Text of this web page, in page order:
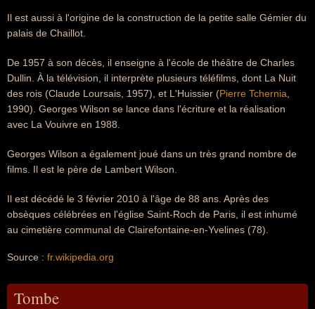
Il est aussi à l'origine de la construction de la petite salle Gémier du
palais de Chaillot.
De 1957 à son décès, il enseigne à l'école de théâtre de Charles
Dullin. À la télévision, il interprète plusieurs téléfilms, dont La Nuit
des rois (Claude Loursais, 1957), et L'Huissier (Pierre Tchernia
1990). Georges Wilson se lance dans l'écriture et la réalisation
avec La Vouivre en 1988.
Georges Wilson a également joué dans un très grand nombre de
films. Il est le père de Lambert Wilson.
Il est décédé le 3 février 2010 à l'âge de 88 ans. Après des
obsèques célébrées en l'église Saint-Roch de Paris, il est inhumé
au cimetière communal de Clairefontaine-en-Yvelines (78).
Source : fr.wikipedia.org
Tombe